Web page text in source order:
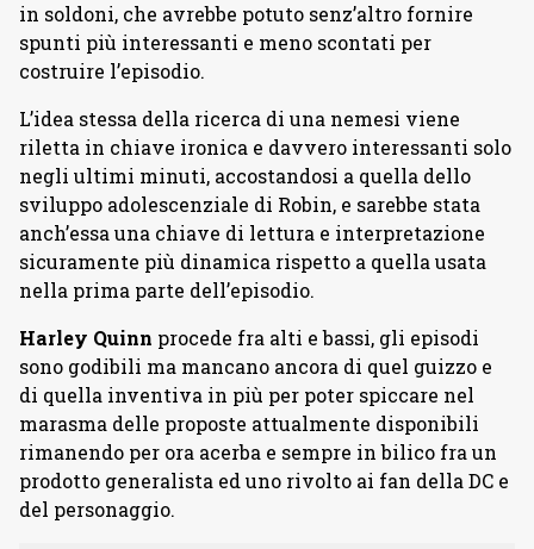
in soldoni, che avrebbe potuto senz’altro fornire
spunti più interessanti e meno scontati per
costruire l’episodio.
L’idea stessa della ricerca di una nemesi viene
riletta in chiave ironica e davvero interessanti solo
negli ultimi minuti, accostandosi a quella dello
sviluppo adolescenziale di Robin, e sarebbe stata
anch’essa una chiave di lettura e interpretazione
sicuramente più dinamica rispetto a quella usata
nella prima parte dell’episodio.
Harley Quinn procede fra alti e bassi, gli episodi
sono godibili ma mancano ancora di quel guizzo e
di quella inventiva in più per poter spiccare nel
marasma delle proposte attualmente disponibili
rimanendo per ora acerba e sempre in bilico fra un
prodotto generalista ed uno rivolto ai fan della DC e
del personaggio.